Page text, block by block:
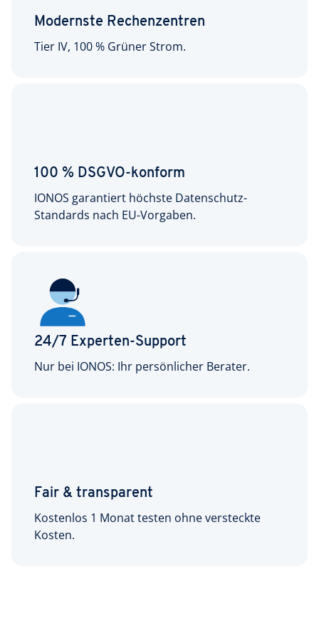
Modernste Rechenzentren
Tier IV, 100 % Grüner Strom.
100 % DSGVO-konform
IONOS garantiert höchste Datenschutz-
Standards nach EU-Vorgaben.
24/7 Experten-Support
Nur bei IONOS: Ihr persönlicher Berater.
Fair & transparent
Kostenlos 1 Monat testen ohne versteckte
Kosten.